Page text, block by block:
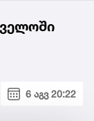
6 აგვ 20:22